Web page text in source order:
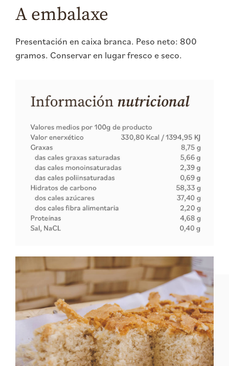
A embalaxe
Presentación en caixa branca. Peso neto: 800
gramos. Conservar en lugar fresco e seco.